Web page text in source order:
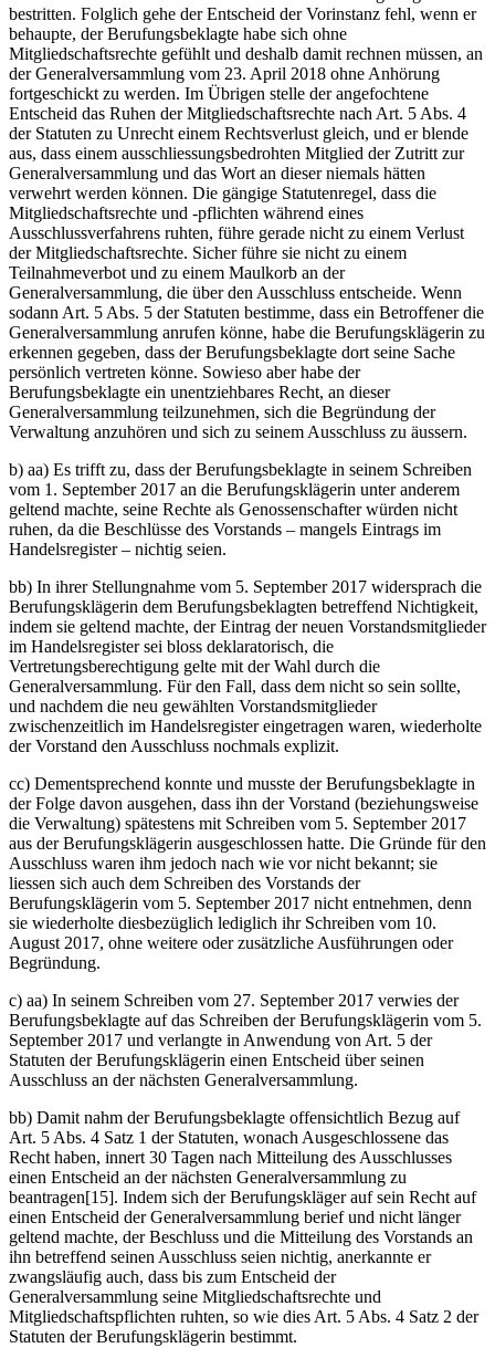
bestritten. Folglich gehe der Entscheid der Vorinstanz fehl, wenn er
behaupte, der Berufungsbeklagte habe sich ohne
Mitgliedschaftsrechte gefühlt und deshalb damit rechnen müssen, an
der Generalversammlung vom 23. April 2018 ohne Anhörung
fortgeschickt zu werden. Im Übrigen stelle der angefochtene
Entscheid das Ruhen der Mitgliedschaftsrechte nach Art. 5 Abs. 4
der Statuten zu Unrecht einem Rechtsverlust gleich, und er blende
aus, dass einem ausschliessungsbedrohten Mitglied der Zutritt zur
Generalversammlung und das Wort an dieser niemals hätten
verwehrt werden können. Die gängige Statutenregel, dass die
Mitgliedschaftsrechte und -pflichten während eines
Ausschlussverfahrens ruhten, führe gerade nicht zu einem Verlust
der Mitgliedschaftsrechte. Sicher führe sie nicht zu einem
Teilnahmeverbot und zu einem Maulkorb an der
Generalversammlung, die über den Ausschluss entscheide. Wenn
sodann Art. 5 Abs. 5 der Statuten bestimme, dass ein Betroffener die
Generalversammlung anrufen könne, habe die Berufungsklägerin zu
erkennen gegeben, dass der Berufungsbeklagte dort seine Sache
persönlich vertreten könne. Sowieso aber habe der
Berufungsbeklagte ein unentziehbares Recht, an dieser
Generalversammlung teilzunehmen, sich die Begründung der
Verwaltung anzuhören und sich zu seinem Ausschluss zu äussern.
b) aa) Es trifft zu, dass der Berufungsbeklagte in seinem Schreiben
vom 1. September 2017 an die Berufungsklägerin unter anderem
geltend machte, seine Rechte als Genossenschafter würden nicht
ruhen, da die Beschlüsse des Vorstands – mangels Eintrags im
Handelsregister – nichtig seien.
bb) In ihrer Stellungnahme vom 5. September 2017 widersprach die
Berufungsklägerin dem Berufungsbeklagten betreffend Nichtigkeit,
indem sie geltend machte, der Eintrag der neuen Vorstandsmitglieder
im Handelsregister sei bloss deklaratorisch, die
Vertretungsberechtigung gelte mit der Wahl durch die
Generalversammlung. Für den Fall, dass dem nicht so sein sollte,
und nachdem die neu gewählten Vorstandsmitglieder
zwischenzeitlich im Handelsregister eingetragen waren, wiederholte
der Vorstand den Ausschluss nochmals explizit.
cc) Dementsprechend konnte und musste der Berufungsbeklagte in
der Folge davon ausgehen, dass ihn der Vorstand (beziehungsweise
die Verwaltung) spätestens mit Schreiben vom 5. September 2017
aus der Berufungsklägerin ausgeschlossen hatte. Die Gründe für den
Ausschluss waren ihm jedoch nach wie vor nicht bekannt; sie
liessen sich auch dem Schreiben des Vorstands der
Berufungsklägerin vom 5. September 2017 nicht entnehmen, denn
sie wiederholte diesbezüglich lediglich ihr Schreiben vom 10.
August 2017, ohne weitere oder zusätzliche Ausführungen oder
Begründung.
c) aa) In seinem Schreiben vom 27. September 2017 verwies der
Berufungsbeklagte auf das Schreiben der Berufungsklägerin vom 5.
September 2017 und verlangte in Anwendung von Art. 5 der
Statuten der Berufungsklägerin einen Entscheid über seinen
Ausschluss an der nächsten Generalversammlung.
bb) Damit nahm der Berufungsbeklagte offensichtlich Bezug auf
Art. 5 Abs. 4 Satz 1 der Statuten, wonach Ausgeschlossene das
Recht haben, innert 30 Tagen nach Mitteilung des Ausschlusses
einen Entscheid an der nächsten Generalversammlung zu
beantragen[15]. Indem sich der Berufungskläger auf sein Recht auf
einen Entscheid der Generalversammlung berief und nicht länger
geltend machte, der Beschluss und die Mitteilung des Vorstands an
ihn betreffend seinen Ausschluss seien nichtig, anerkannte er
zwangsläufig auch, dass bis zum Entscheid der
Generalversammlung seine Mitgliedschaftsrechte und
Mitgliedschaftspflichten ruhten, so wie dies Art. 5 Abs. 4 Satz 2 der
Statuten der Berufungsklägerin bestimmt.